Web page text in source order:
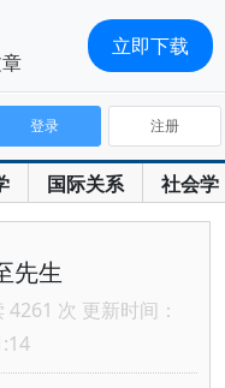
国际关系 社会学
登录 注册
先生
次 更新时间：
立即下载